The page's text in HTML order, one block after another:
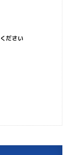
ださい